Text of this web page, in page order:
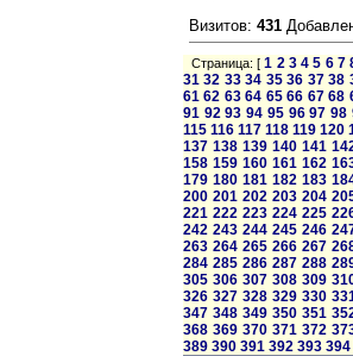
Визитов: 431
Страница: [1 2 3 4 5 6 7
31 32 33 34 35 36 37 38
61 62 63 64 65 66 67 68
91 92 93 94 95 96 97 98
115 116 117 118 119 120
137 138 139 140 141
158 159 160 161 162
179 180 181 182 183
200 201 202 203 204
221 222 223 224 225
242 243 244 245 246
263 264 265 266 267
284 285 286 287 288
305 306 307 308 309
326 327 328 329 330
347 348 349 350 351
368 369 370 371 372
389 390 391 392 393 394